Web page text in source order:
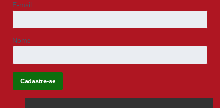
E-mail
Nome